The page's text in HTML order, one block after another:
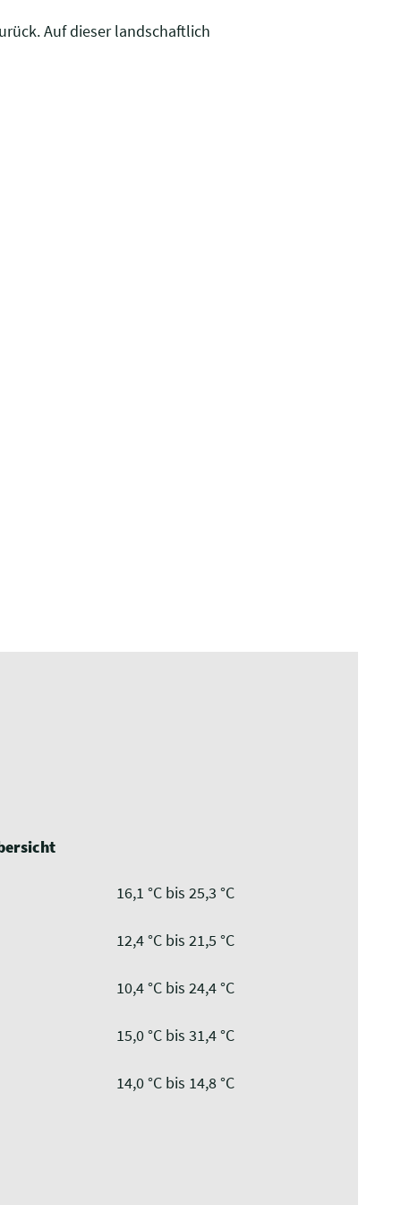
Auf dieser landschaftlich
16,1 °C bis 25,3 °C
12,4 °C bis 21,5 °C
10,4 °C bis 24,4 °C
15,0 °C bis 31,4 °C
14,0 °C bis 14,8 °C